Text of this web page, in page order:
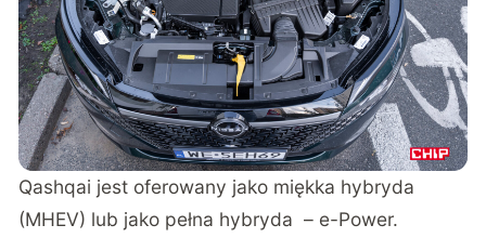
Qashqai jest oferowany jako miękka hybryda
(MHEV) lub jako pełna hybryda – e-Power.